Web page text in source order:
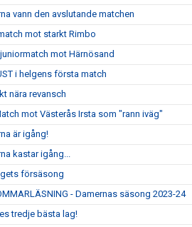
vann den avslutande matchen
mot starkt Rimbo
mot Härnösand
i helgens första match
nära revansch
mot Västerås Irsta som "rann iväg"
är igång!
kastar igång...
försäsong
- Damernas säsong 2023-24
tredje bästa lag!